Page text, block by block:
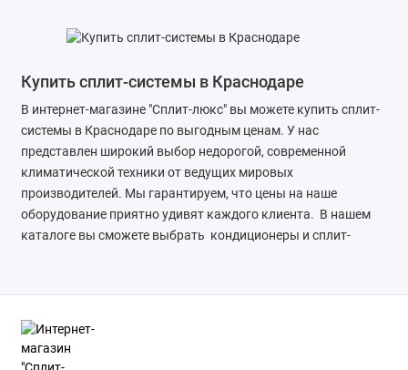
Купить сплит-системы в Краснодаре
В интернет-магазине "Сплит-люкс" вы можете купить сплит-
системы в Краснодаре по выгодным ценам. У нас
представлен широкий выбор недорогой, современной
климатической техники от ведущих мировых
производителей. Мы гарантируем, что цены на наше
оборудование приятно удивят каждого клиента. В нашем
каталоге вы сможете выбрать кондиционеры и сплит-
помогут вам найти идеальное решение. Мы также
предоставляем гарантию на нашу продукцию и
осуществляем полный комплекс услуг по обслуживанию
климатического оборудования, включая установку сплит-